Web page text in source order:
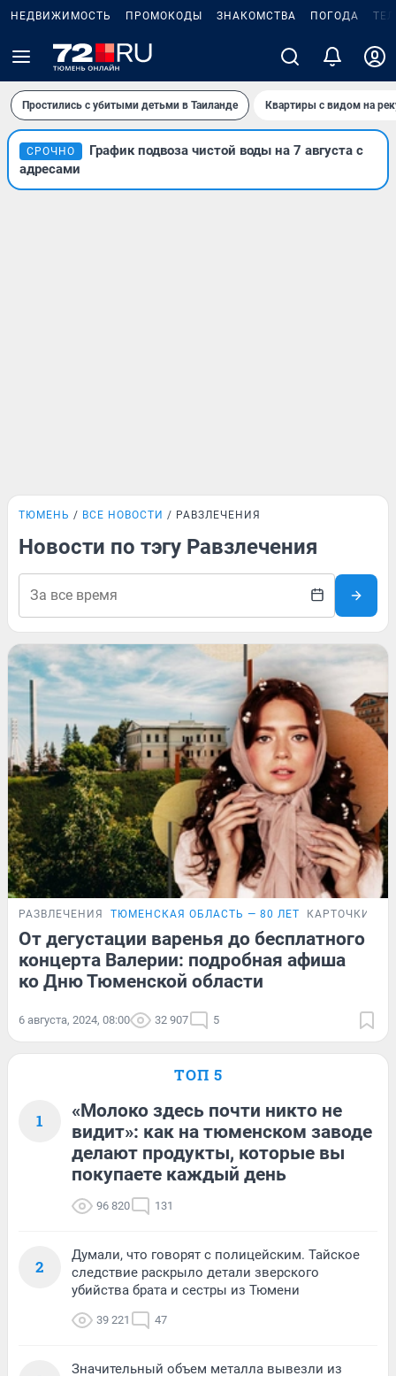
НЕДВИЖИМОСТЬ ПРОМОКОДЫ ЗНАКОМСТВА ПОГОДА
Простились с убитыми детьми в Таиланде Квартиры с видом на
СРОЧНО
График подвоза чистой воды на 7 августа с
адресами
ТЮМЕНЬ ВСЕ НОВОСТИ РАВЗЛЕЧЕНИЯ
Новости по тэгу Равзлечения
РАЗВЛЕЧЕНИЯ ТЮМЕНСКАЯ ОБЛАСТЬ — 80 ЛЕТ КАРТОЧКИ
От дегустации варенья до бесплатного
концерта Валерии: подробная афиша
ко Дню Тюменской области
6 августа, 2024, 08:00 32 907 5
ТОП 5
1
«Молоко здесь почти никто не
видит»: как на тюменском заводе
делают продукты, которые вы
покупаете каждый день
96 820 131
2
Думали, что говорят с полицейским. Тайское
следствие раскрыло детали зверского
убийства брата и сестры из Тюмени
39 221 47
Значительный объем металла вывезли из